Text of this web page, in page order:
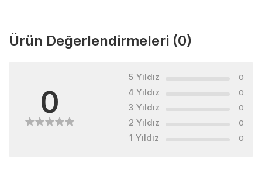
Ürün Değerlendirmeleri (0)
0
5 Yıldız 0
4 Yıldız 0
3 Yıldız 0
2 Yıldız 0
1 Yıldız 0